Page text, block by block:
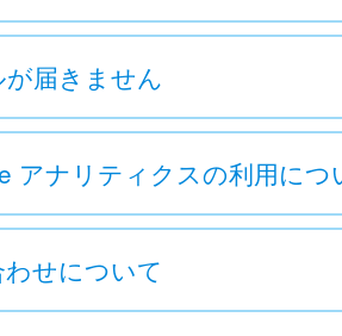
が届きません
アナリティクスの利用につ
せについて